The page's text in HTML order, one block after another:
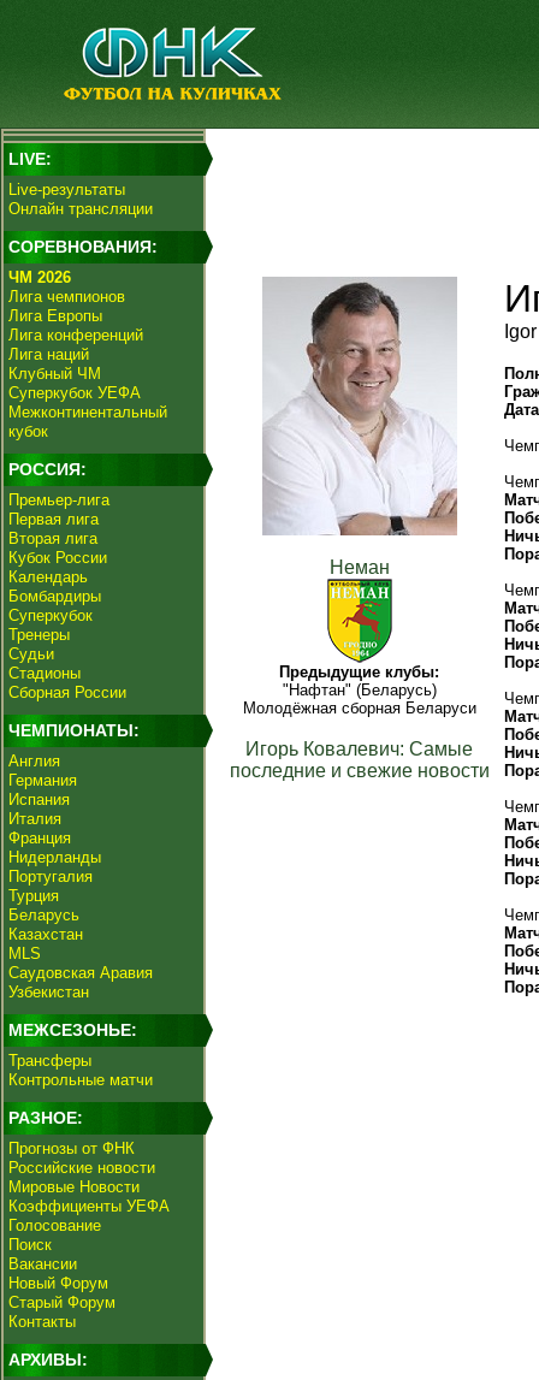
LIVE:
Live-результаты
Онлайн трансляции
СОРЕВНОВАНИЯ:
ЧМ 2026
Лига чемпионов
Лига Европы
Лига конференций
Лига наций
Клубный ЧМ
Суперкубок УЕФА
Межконтинентальный
кубок
РОССИЯ:
Премьер-лига
Первая лига
Вторая лига
Кубок России
Календарь
Бомбардиры
Суперкубок
Тренеры
Судьи
Стадионы
Сборная России
ЧЕМПИОНАТЫ:
Англия
Германия
Испания
Италия
Франция
Нидерланды
Португалия
Турция
Беларусь
Казахстан
MLS
Саудовская Аравия
Узбекистан
МЕЖСЕЗОНЬЕ:
Трансферы
Контрольные матчи
РАЗНОЕ:
Прогнозы от ФНК
Российские новости
Мировые Новости
Коэффициенты УЕФА
Голосование
Поиск
Вакансии
Новый Форум
Старый Форум
Контакты
АРХИВЫ:
Неман
Предыдущие клубы:
"Нафтан" (Беларусь)
Молодёжная сборная Беларуси
Игорь Ковалевич: Самые
последние и свежие новости